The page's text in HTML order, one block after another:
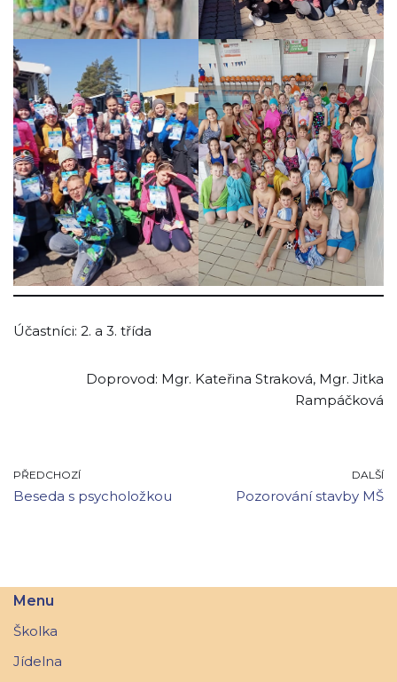
Účastníci: 2. a 3. třída
Doprovod: Mgr. Kateřina Straková, Mgr. Jitka
Rampáčková
PŘEDCHOZÍ
Beseda s psycholožkou
DALŠÍ
Pozorování stavby MŠ
Menu
Školka
Jídelna